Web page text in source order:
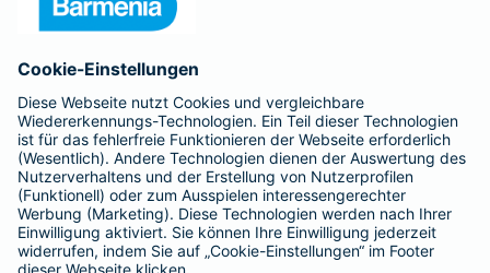
Barmenia ist Teil der BarmeniaGothaer
BELIEBTE SEITEN
Kranken-Zusatzversicherung
Tierversicherungen
Haftpflichtversicherung
Hausratversicherung